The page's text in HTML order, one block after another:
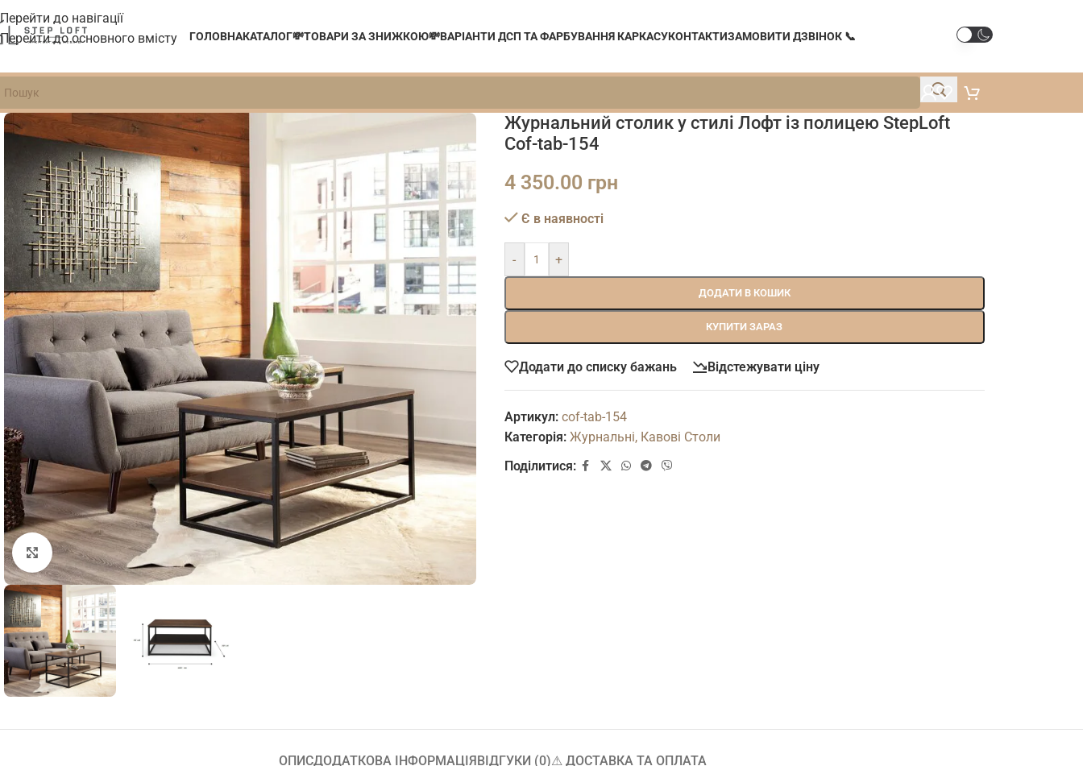
Перейти до навігації
Перейти до основного вмісту
ГОЛОВНАКАТАЛОГ💸ТОВАРИ ЗА ЗНИЖКОЮ💸ВАРІАНТИ ДСП ТА ФАРБУВАННЯ КАРКАСУКОНТАКТИЗАМОВИТИ ДЗВІНОК 📞
Натисніть, щоб збільшити
Журнальний столик у стилі Лофт із полицею StepLoft
Cof-tab-154
4 350.00 грн
Є в наявності
- +
ДОДАТИ В КОШИК
КУПИТИ ЗАРАЗ
Додати до списку бажань Відстежувати ціну
Артикул: cof-tab-154
Категорія: Журнальні, Кавові Столи
Поділитися:
ОПИСДОДАТКОВА ІНФОРМАЦІЯВІДГУКИ (0)⚠︎ ДОСТАВКА ТА ОПЛАТА